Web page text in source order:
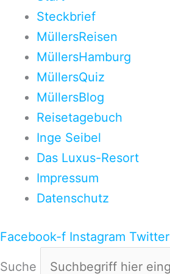
Steckbrief
MüllersReisen
MüllersHamburg
MüllersQuiz
MüllersBlog
Reisetagebuch
Inge Seibel
Das Luxus-Resort
Impressum
Datenschutz
Facebook-f Instagram Twitter
Suche